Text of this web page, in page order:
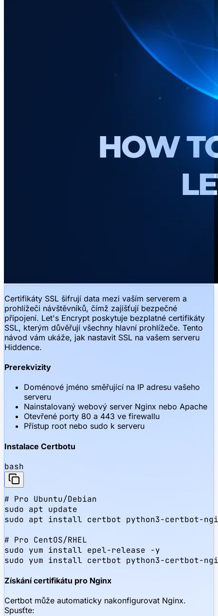
Certifikáty SSL šifrují data mezi vaším serverem a
prohlížeči návštěvníků, čímž zajišťují bezpečné
připojení. Let's Encrypt poskytuje bezplatné certifikáty
SSL, kterým důvěřují všechny hlavní prohlížeče. Tento
návod vám ukáže, jak nastavit SSL na vašem serveru
Hiddence.
Prerekvizity
Doménové jméno směřující na IP adresu vašeho
serveru
Nainstalovaný webový server Nginx nebo Apache
Otevřené porty 80 a 443 ve firewallu
Přístup root nebo sudo k serveru
Instalace Certbotu
bash
# Pro Ubuntu/Debian
sudo apt update
sudo apt install certbot python3-certbot-
# Pro CentOS/RHEL
sudo yum install epel-release -y
sudo yum install certbot python3-certbot-
Získání certifikátu pro Nginx
Certbot může automaticky nakonfigurovat Nginx.
Spusťte: